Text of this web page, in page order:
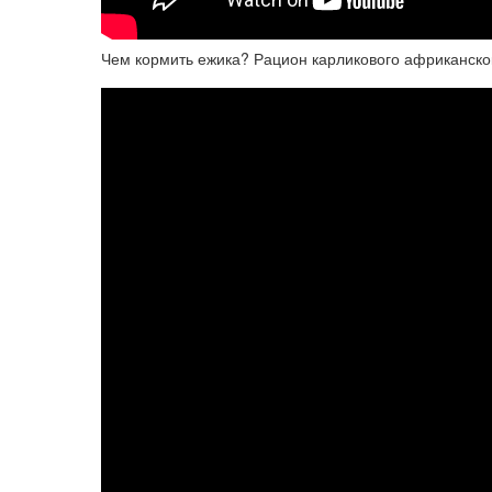
Чем кормить ежика? Рацион карликового